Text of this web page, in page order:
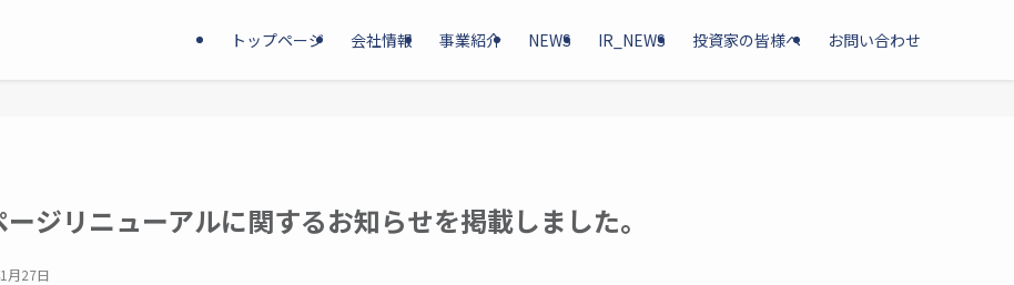
トップページ 会社情報 事業紹介 NEWS IR_NEWS 投資家の皆様へ お問い合わせ
ジリニューアルに関するお知らせを掲載しました。
月27日